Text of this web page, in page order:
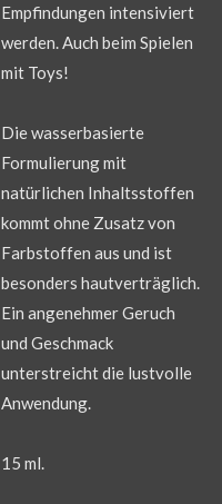
Empfindungen intensiviert
werden. Auch beim Spielen
mit Toys!
Die wasserbasierte
Formulierung mit
natürlichen Inhaltsstoffen
kommt ohne Zusatz von
Farbstoffen aus und ist
besonders hautverträglich.
Ein angenehmer Geruch
und Geschmack
unterstreicht die lustvolle
Anwendung.
15 ml.